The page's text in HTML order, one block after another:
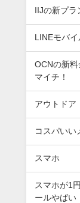
IIJの新プ
LINEモバ
OCNの新
マイチ！
アウトドア
コスパいい
スマホ
スマホが1
ールやばい